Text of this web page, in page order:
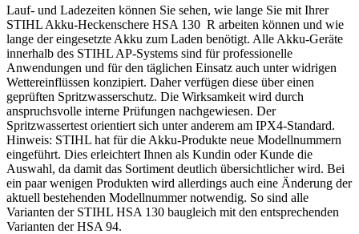
Lauf- und Ladezeiten können Sie sehen, wie lange Sie mit Ihrer
STIHL Akku-Heckenschere HSA 130 R arbeiten können und wie
lange der eingesetzte Akku zum Laden benötigt. Alle Akku-Geräte
innerhalb des STIHL AP-Systems sind für professionelle
Anwendungen und für den täglichen Einsatz auch unter widrigen
Wettereinflüssen konzipiert. Daher verfügen diese über einen
geprüften Spritzwasserschutz. Die Wirksamkeit wird durch
anspruchsvolle interne Prüfungen nachgewiesen. Der
Spritzwassertest orientiert sich unter anderem am IPX4-Standard.
Hinweis: STIHL hat für die Akku-Produkte neue Modellnummern
eingeführt. Dies erleichtert Ihnen als Kundin oder Kunde die
Auswahl, da damit das Sortiment deutlich übersichtlicher wird. Bei
ein paar wenigen Produkten wird allerdings auch eine Änderung der
aktuell bestehenden Modellnummer notwendig. So sind alle
Varianten der STIHL HSA 130 baugleich mit den entsprechenden
Varianten der HSA 94.